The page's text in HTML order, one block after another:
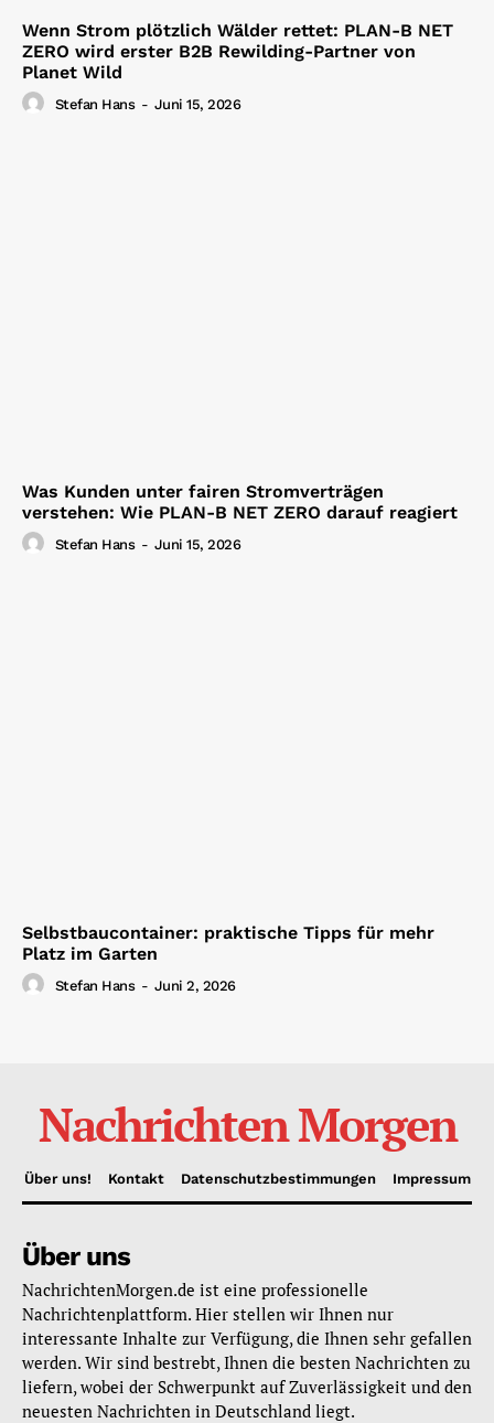
Wenn Strom plötzlich Wälder rettet: PLAN-B NET
ZERO wird erster B2B Rewilding-Partner von
Planet Wild
Stefan Hans - Juni 15, 2026
Was Kunden unter fairen Stromverträgen
verstehen: Wie PLAN-B NET ZERO darauf reagiert
Stefan Hans - Juni 15, 2026
Selbstbaucontainer: praktische Tipps für mehr
Platz im Garten
Stefan Hans - Juni 2, 2026
Nachrichten Morgen
Über uns! Kontakt Datenschutzbestimmungen Impressum
Über uns
NachrichtenMorgen.de ist eine professionelle
Nachrichtenplattform. Hier stellen wir Ihnen nur
interessante Inhalte zur Verfügung, die Ihnen sehr gefallen
werden. Wir sind bestrebt, Ihnen die besten Nachrichten zu
liefern, wobei der Schwerpunkt auf Zuverlässigkeit und den
neuesten Nachrichten in Deutschland liegt.